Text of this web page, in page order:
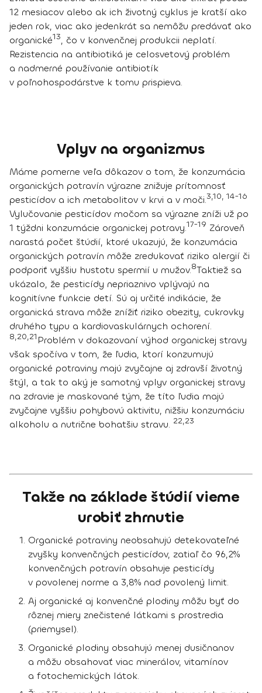
12 mesiacov alebo ak ich životný cyklus je kratší ako
jeden rok, viac ako jedenkrát sa nemôžu predávať ako
organické13, čo v konvenčnej produkcii neplatí.
Rezistencia na antibiotiká je celosvetový problém
a nadmerné používanie antibiotík
v poľnohospodárstve k tomu prispieva.
Vplyv na organizmus
Máme pomerne veľa dôkazov o tom, že konzumácia
organických potravín výrazne znižuje prítomnosť
pesticídov a ich metabolitov v krvi a v moči.3,10, 14-16
Vylučovanie pesticídov močom sa výrazne zníži už po
1 týždni konzumácie organickej potravy.17-19 Zároveň
narastá počet štúdií, ktoré ukazujú, že konzumácia
organických potravín môže zredukovať riziko alergií či
podporiť vyššiu hustotu spermií u mužov.8Taktiež sa
ukázalo, že pesticídy nepriaznivo vplývajú na
kognitívne funkcie detí. Sú aj určité indikácie, že
organická strava môže znížiť riziko obezity, cukrovky
druhého typu a kardiovaskulárnych ochorení.
8,20,21 Problém v dokazovaní výhod organickej stravy
však spočíva v tom, že ľudia, ktorí konzumujú
organické potraviny majú zvyčajne aj zdravší životný
štýl, a tak to aký je samotný vplyv organickej stravy
na zdravie je maskované tým, že títo ľudia majú
zvyčajne vyššiu pohybovú aktivitu, nižšiu konzumáciu
alkoholu a nutrične bohatšiu stravu. 22,23
Takže na základe štúdií vieme
urobiť zhrnutie
Organické potraviny neobsahujú detekovateľné
zvyšky konvenčných pesticídov, zatiaľ čo 96,2%
konvenčných potravín obsahuje pesticídy
v povolenej norme a 3,8% nad povolený limit.
Aj organické aj konvenčné plodiny môžu byť do
rôznej miery znečistené látkami s prostredia
(priemysel).
Organické plodiny obsahujú menej dusičnanov
a môžu obsahovať viac minerálov, vitamínov
a fotochemických látok.